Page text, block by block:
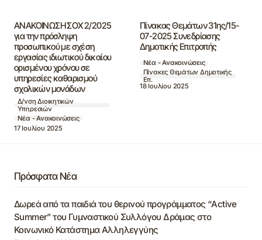
ΑΝΑΚΟΙΝΩΣΗ ΣΟΧ 2/2025
για την πρόσληψη
προσωπικού με σχέση
εργασίας ιδιωτικού δικαίου
ορισμένου χρόνου σε
υπηρεσίες καθαρισμού
σχολικών μονάδων
Δ/νση Διοικητικών
Υπηρεσιών
Νέα - Ανακοινώσεις
17 Ιουλίου 2025
Πίνακας Θεμάτων 31ης/15-
07-2025 Συνεδρίασης
Δημοτικής Επιτροπής
Νέα - Ανακοινώσεις
Πίνακες Θεμάτων Δημοτικής
Επ.
18 Ιουλίου 2025
Πρόσφατα Νέα
Δωρεά από τα παιδιά του θερινού προγράμματος “Active
Summer” του Γυμναστικού Συλλόγου Δράμας στο
Κοινωνικό Κατάστημα Αλληλεγγύης